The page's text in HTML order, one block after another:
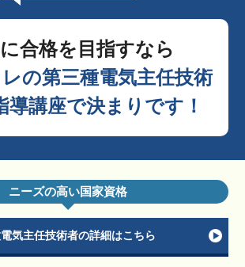
合格を目指すなら
の第三種電気主任技術
導講座で決まりです！
ニーズの高い国家資格
気主任技術者の詳細はこちら